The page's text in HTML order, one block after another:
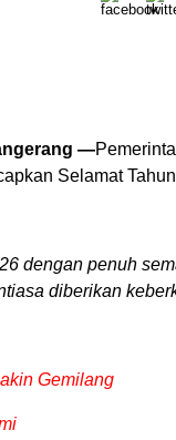
—
Selamat
dengan penuh
diberikan
Gemilang